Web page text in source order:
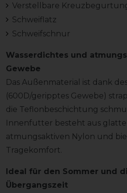
Verstellbare
Schweiflatz
Schweifschnur
Wasserdichtes und
Gewebe
Das Außenmaterial ist dank
(600D/geripptes Gewebe)
die Teflonbeschichtung
Innenfutter besteht aus
atmungsaktiven Nylon und
Tragekomfort.
Ideal für den Sommer und
Übergangszeit